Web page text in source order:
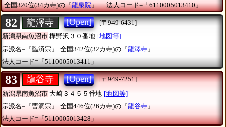
全国320位(34カ寺)の『龍泉院』 法人コード=「6110005013410」
82 龍澤寺 [Open]
[〒949-6431]
新潟県南魚沼市 樺野沢３０番地 [地図等]
宗派名=『臨済宗』
全国342位(32カ寺)の『龍澤寺』
法人コード=「5110005013411」
83 龍谷寺 [Open]
[〒949-7251]
新潟県南魚沼市 大崎３４５５番地 [地図等]
宗派名=『曹洞宗』
全国446位(26カ寺)の『龍谷寺 』
法人コード=「5110005013428」